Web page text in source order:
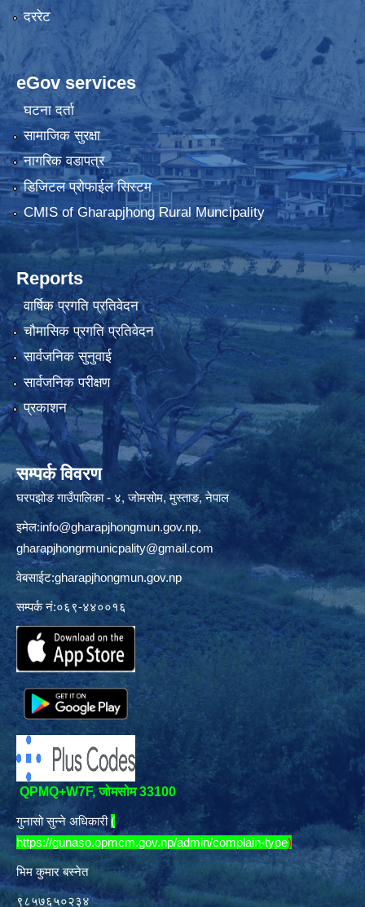
दररेट
eGov services
घटना दर्ता
सामाजिक सुरक्षा
नागरिक वडापत्र
डिजिटल प्रोफाईल सिस्टम
CMIS of Gharapjhong Rural Muncipality
Reports
वार्षिक प्रगति प्रतिवेदन
चौमासिक प्रगति प्रतिवेदन
सार्वजनिक सुनुवाई
सार्वजनिक परीक्षण
प्रकाशन
सम्पर्क विवरण
घरपझोङ गाउँपालिका - ४, जोमसोम, मुस्ताङ, नेपाल
इमेल:info@gharapjhongmun.gov.np,
gharapjhongrmunicpality@gmail.com
वेबसाईट:gharapjhongmun.gov.np
सम्पर्क नं:०६९-४४००१६
QPMQ+W7F, जोमसोम 33100
गुनासो सुन्ने अधिकारी (
https://gunaso.opmcm.gov.np/admin/complain-type)
भिम कुमार बस्नेत
९८५७६५०२३४